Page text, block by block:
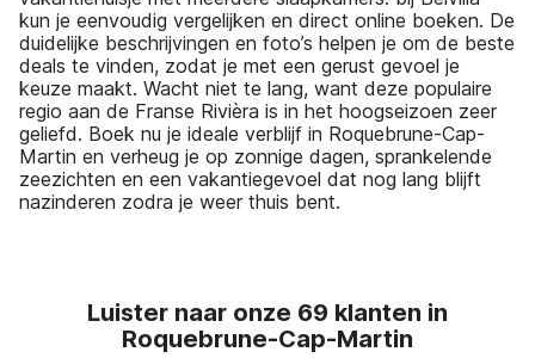
kun je eenvoudig vergelijken en direct online boeken. De
duidelijke beschrijvingen en foto’s helpen je om de beste
deals te vinden, zodat je met een gerust gevoel je
keuze maakt. Wacht niet te lang, want deze populaire
regio aan de Franse Rivièra is in het hoogseizoen zeer
geliefd. Boek nu je ideale verblijf in Roquebrune-Cap-
Martin en verheug je op zonnige dagen, sprankelende
zeezichten en een vakantiegevoel dat nog lang blijft
nazinderen zodra je weer thuis bent.
Luister naar onze 69 klanten in
Roquebrune-Cap-Martin